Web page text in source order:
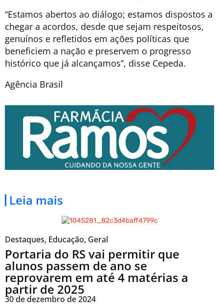
“Estamos abertos ao diálogo; estamos dispostos a
chegar a acordos, desde que sejam respeitosos,
genuínos e refletidos em ações políticas que
beneficiem a nação e preservem o progresso
histórico que já alcançamos”, disse Cepeda.
Agência Brasil
Leia mais
Destaques, Educação, Geral
Portaria do RS vai permitir que
alunos passem de ano se
reprovarem em até 4 matérias a
partir de 2025
30 de dezembro de 2024